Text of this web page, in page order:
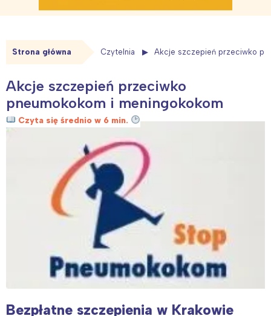
Strona główna Czytelnia Akcje szczepień przeciwko
Akcje szczepień przeciwko
pneumokokom i meningokokom
Czyta się średnio w 6 min.
Bezpłatne szczepienia w Krakowie